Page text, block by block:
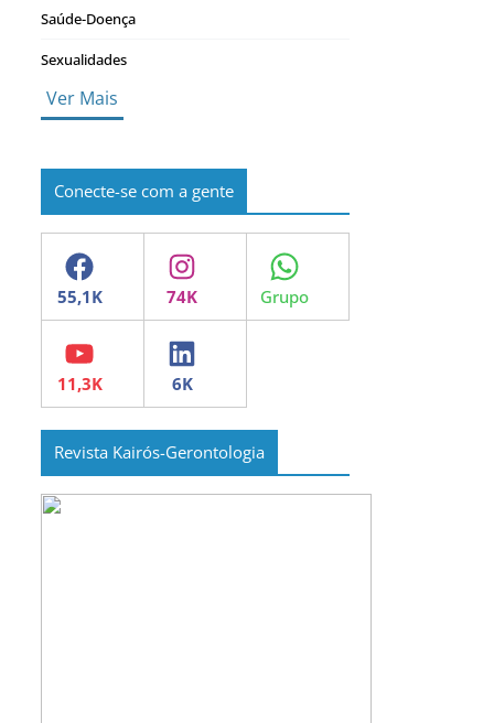
Saúde-Doença
Sexualidades
Ver Mais
Conecte-se com a gente
Facebook Instagram WhatsApp
YouTube LinkedIn
Revista Kairós-Gerontologia